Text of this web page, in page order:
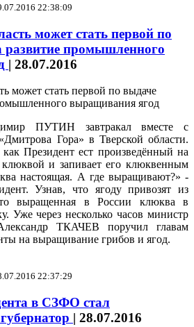
22:38:09
может стать первой по
развитие промышленного
| 28.07.2016
ПУТИН завтракал вместе с
Гора» в Тверской области.
как Президент ест произведённый на
и запивает его клюквенным
настоящая. А где выращивают?» -
Узнав, что ягоду привозят из
выращенная в России клюква в
Уже через несколько часов министр
Александр ТКАЧЕВ поручил главам
на выращивание грибов и ягод.
22:37:29
в СЗФО стал
| 28.07.2016